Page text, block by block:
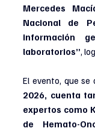
Mercedes
Nacional de
información
laboratorios”,
El evento, que se
2026, cuenta
expertos como
de Hemato-